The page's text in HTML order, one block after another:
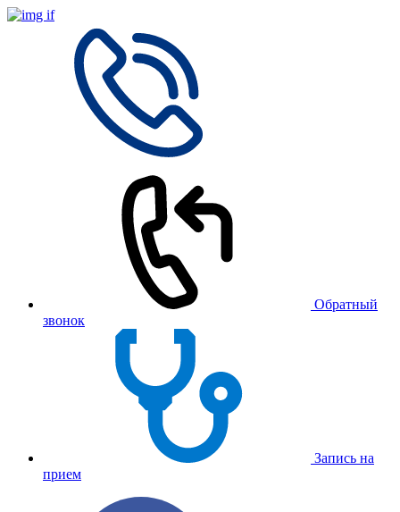
Обратный
звонок
Запись на
прием